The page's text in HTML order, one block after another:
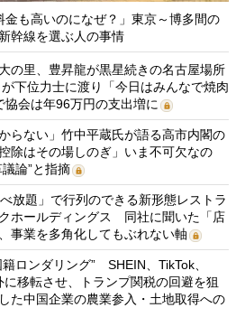
金も高いのになぜ？」東京～博多間の
幹線を選ぶ人の事情
の里、豊昇龍が黒星続きの名古屋場所
下位力士に渡り「今日はみんなで焼肉
会は年96万円の支出増に
らない」竹中平蔵氏が語る高市内閣の
はその場しのぎ」いま不可欠なの
論”と指摘
放題」で行列のできる新形態レストラ
ホールディングス 同社に聞いた「店
事業を多角化してもぶれない軸
ロンダリング” SHEIN、TikTok、
移転させ、トランプ関税の回避を狙
た中国企業の農業参入・土地取得への